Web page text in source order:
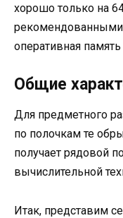
хорошо только на
оперативная память
Общие
Для предметного
по полочкам те
получает рядовой
вычислительной
Итак, представим